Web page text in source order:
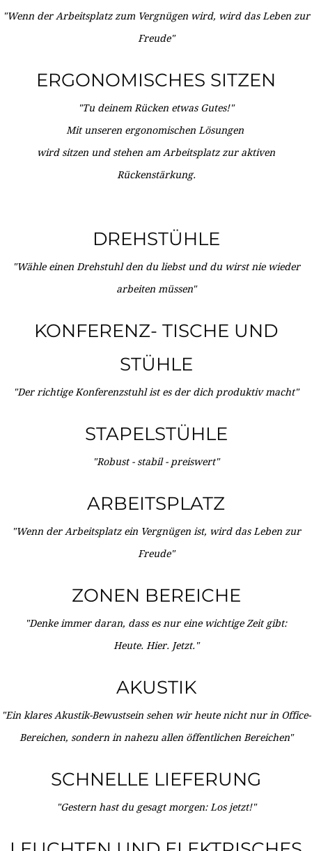
"Wenn der Arbeitsplatz zum Vergnügen wird, wird das Leben zur
Freude"
ERGONOMISCHES SITZEN
"Tu deinem Rücken etwas Gutes!"
Mit unseren ergonomischen Lösungen
wird sitzen und stehen am Arbeitsplatz zur aktiven
Rückenstärkung.
DREHSTÜHLE
"Wähle einen Drehstuhl den du liebst und du wirst nie wieder
arbeiten müssen"
KONFERENZ- TISCHE UND
STÜHLE
"Der richtige Konferenzstuhl ist es der dich produktiv macht"
STAPELSTÜHLE
"Robust - stabil - preiswert"
ARBEITSPLATZ
"Wenn der Arbeitsplatz ein Vergnügen ist, wird das Leben zur
Freude"
ZONEN BEREICHE
"Denke immer daran, dass es nur eine wichtige Zeit gibt:
Heute. Hier. Jetzt."
AKUSTIK
"Ein klares Akustik-Bewustsein sehen wir heute nicht nur in Office-
Bereichen, sondern in nahezu allen öffentlichen Bereichen"
SCHNELLE LIEFERUNG
"Gestern hast du gesagt morgen: Los jetzt!"